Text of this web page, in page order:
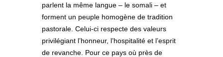
parlent la même langue – le somali – et
forment un peuple homogène de tradition
pastorale. Celui-ci respecte des valeurs
privilégiant l’honneur, l’hospitalité et l’esprit
de revanche. Pour ce pays où près de